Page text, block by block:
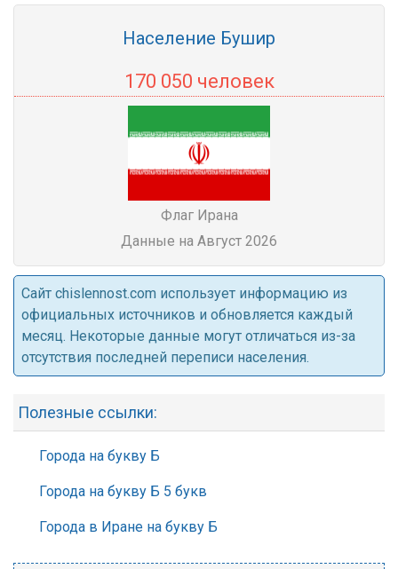
Население Бушир
170 050 человек
Флаг Ирана
Данные на Август 2026
Cайт chislennost.com использует информацию из
официальных источников и обновляется каждый
месяц. Некоторые данные могут отличаться из-за
отсутствия последней переписи населения.
Полезные ссылки:
Города на букву Б
Города на букву Б 5 букв
Города в Иране на букву Б